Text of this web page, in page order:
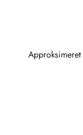
Approksimeret